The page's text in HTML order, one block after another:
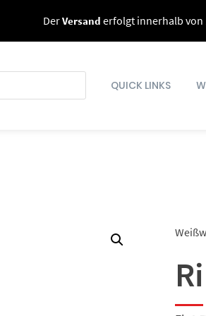
DerVersand erfolgt innerhalb von
QUICK LINKS